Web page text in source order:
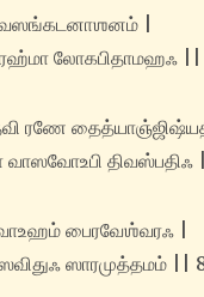
|
லோகபிதாமஹஃ ||
ரணே
திவஸ்பதிஃ
பைரவேஶ்வரஃ |
ஸாரமுத்தமம் ||